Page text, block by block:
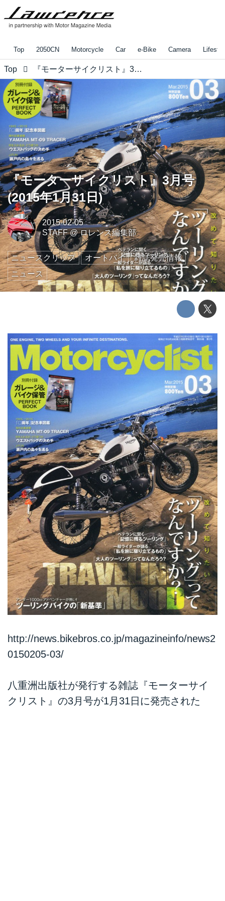
Top 2050CN Motorcycle Car e-Bike Camera
Top 『モーターサイクリスト』3月号(2015年1月31日)
『モーターサイクリスト』3月号
(2015年1月31日)
2015-02-05
STAFF@ロレンス編集部
ニュースクリップ オートバイ
雑誌発売情報
ニュース
http://news.bikebros.co.jp/magazineinfo/news2
0150205-03/
八重洲出版社が発行する雑誌『モーターサイ
クリスト』の3月号が1月31日に発売された